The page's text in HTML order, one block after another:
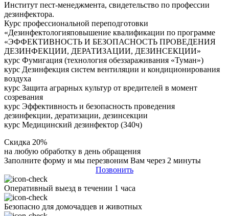
Институт пест-менеджмента, свидетельство по профессии
дезинфектора.
Курс профессиональной переподготовки
«Дезинфектологияповышение квалификации по программе
«ЭФФЕКТИВНОСТЬ И БЕЗОПАСНОСТЬ ПРОВЕДЕНИЯ
ДЕЗИНФЕКЦИИ, ДЕРАТИЗАЦИИ, ДЕЗИНСЕКЦИИ»
курс Фумигация (технология обеззараживания «Туман»)
курс Дезинфекция систем вентиляции и кондиционирования
воздуха
курс Защита аграрных культур от вредителей в момент
созревания
курс Эффективность и безопасность проведения
дезинфекции, дератизации, дезинсекции
курс Медицинский дезинфектор (340ч)
Скидка 20%
на любую обработку в день обращения
Заполните форму и мы перезвоним Вам через 2 минуты
Позвонить
Оперативный выезд в течении 1 часа
Безопасно для домочадцев и животных